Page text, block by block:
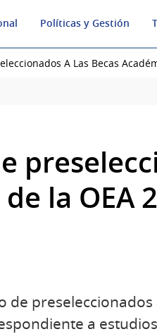
Políticas y Gestión
A Las Becas
la OEA
de
a